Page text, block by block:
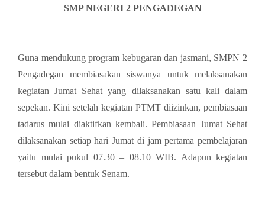
SMP NEGERI 2 PENGADEGAN
Guna mendukung program kebugaran dan jasmani, SMPN 2
Pengadegan membiasakan siswanya untuk melaksanakan
kegiatan Jumat Sehat yang dilaksanakan satu kali dalam
sepekan. Kini setelah kegiatan PTMT diizinkan, pembiasaan
tadarus mulai diaktifkan kembali. Pembiasaan Jumat Sehat
dilaksanakan setiap hari Jumat di jam pertama pembelajaran
yaitu mulai pukul 07.30 – 08.10 WIB. Adapun kegiatan
tersebut dalam bentuk Senam.